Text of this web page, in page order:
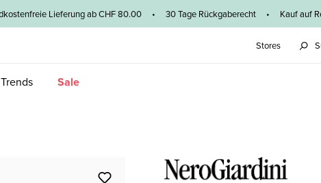
Lieferung ab CHF 80.00 • 30 Tage Rückgaberecht • Kauf auf
Stores
Sale